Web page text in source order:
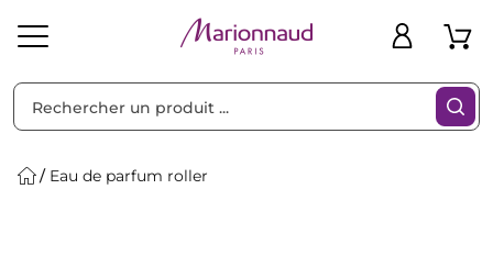
Eau de parfum roller
Filtres